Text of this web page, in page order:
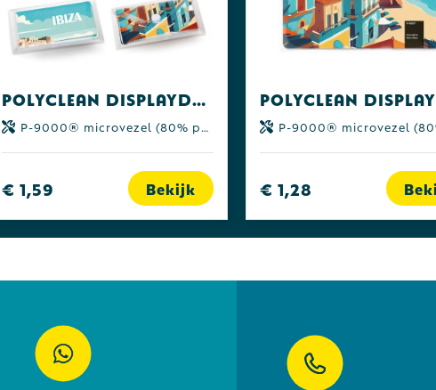
POLYCLEAN displaydoekje 15x15 cm in etui, all-inclusive-pakket
P-9000® microvezel (80% polyester | 20% polyamide)
€ 1,59 Bekijk
P-9000® microvezel (80% polyester | 20%
€ 1,28